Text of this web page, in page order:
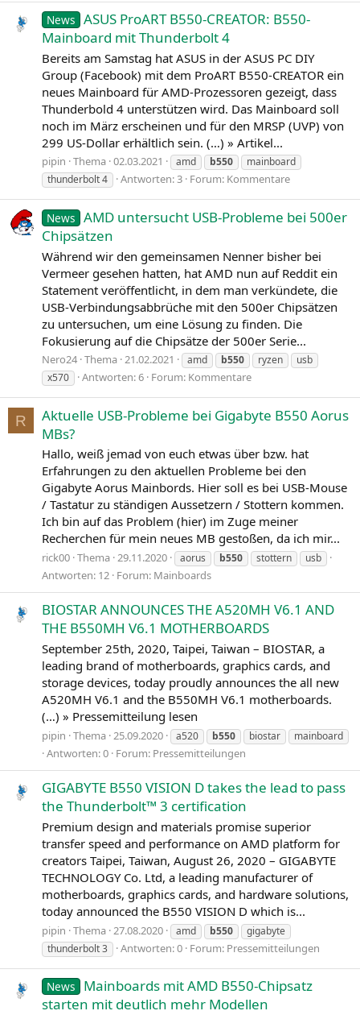
News ASUS ProART B550-CREATOR: B550-
Mainboard mit Thunderbolt 4
Bereits am Samstag hat ASUS in der ASUS PC DIY
Group (Facebook) mit dem ProART B550-CREATOR ein
neues Mainboard für AMD-Prozessoren gezeigt, dass
Thunderbold 4 unterstützen wird. Das Mainboard soll
noch im März erscheinen und für den MRSP (UVP) von
299 US-Dollar erhältlich sein. (…) » Artikel...
pipin Thema 02.03.2021 amd b550
mainboard
thunderbolt 4
Antworten: 3 Forum: Kommentare
News AMD untersucht USB-Probleme bei 500er
Chipsätzen
Während wir den gemeinsamen Nenner bisher bei
Vermeer gesehen hatten, hat AMD nun auf Reddit ein
Statement veröffentlicht, in dem man verkündete, die
USB-Verbindungsabbrüche mit den 500er Chipsätzen
zu untersuchen, um eine Lösung zu finden. Die
Fokusierung auf die Chipsätze der 500er Serie...
Nero24 Thema 21.02.2021 amd b550 ryzen
usb
x570
Antworten: 6 Forum: Kommentare
R
Aktuelle USB-Probleme bei Gigabyte B550 Aorus
MBs?
Hallo, weiß jemad von euch etwas über bzw. hat
Erfahrungen zu den aktuellen Probleme bei den
Gigabyte Aorus Mainbords. Hier soll es bei USB-Mouse
/ Tastatur zu ständigen Aussetzern / Stottern kommen.
Ich bin auf das Problem (hier) im Zuge meiner
Recherchen für mein neues MB gestoßen, da ich mir...
rick00 Thema 29.11.2020 aorus b550 stottern usb
Antworten: 12 Forum: Mainboards
BIOSTAR ANNOUNCES THE A520MH V6.1 AND
THE B550MH V6.1 MOTHERBOARDS
September 25th, 2020, Taipei, Taiwan – BIOSTAR, a
leading brand of motherboards, graphics cards, and
storage devices, today proudly announces the all new
A520MH V6.1 and the B550MH V6.1 motherboards.
(…) » Pressemitteilung lesen
pipin Thema 25.09.2020 a520 b550 biostar mainboard
Antworten: 0 Forum: Pressemitteilungen
GIGABYTE B550 VISION D takes the lead to pass
the Thunderbolt™ 3 certification
Premium design and materials promise superior
transfer speed and performance on AMD platform for
creators Taipei, Taiwan, August 26, 2020 – GIGABYTE
TECHNOLOGY Co. Ltd, a leading manufacturer of
motherboards, graphics cards, and hardware solutions,
today announced the B550 VISION D which is...
pipin Thema 27.08.2020 amd b550
gigabyte
thunderbolt 3
Antworten: 0 Forum: Pressemitteilungen
News
Mainboards mit AMD B550-Chipsatz
starten mit deutlich mehr Modellen